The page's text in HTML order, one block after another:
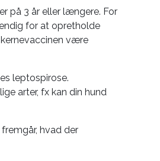
på 3 år eller længere. For
for at opretholde
være
leptospirose.
arter, fx kan din hund
hvad der